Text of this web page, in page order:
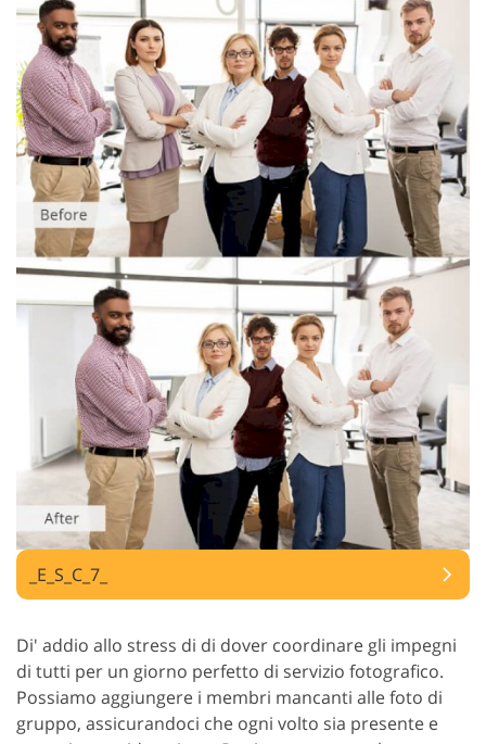
_E_S_C_7_
Di' addio allo stress di di dover coordinare gli impegni
di tutti per un giorno perfetto di servizio fotografico.
Possiamo aggiungere i membri mancanti alle foto di
gruppo, assicurandoci che ogni volto sia presente e